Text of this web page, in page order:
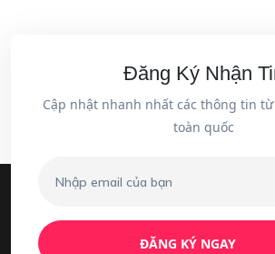
Đăng Ký Nhận
Cập nhật nhanh nhất các thông tin
toàn quốc
ĐĂNG KÝ NGAY